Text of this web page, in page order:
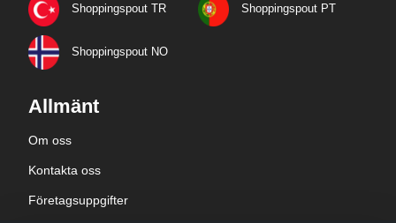
Shoppingspout TR Shoppingspout PT
Shoppingspout NO
Allmänt
Om oss
Kontakta oss
Företagsuppgifter